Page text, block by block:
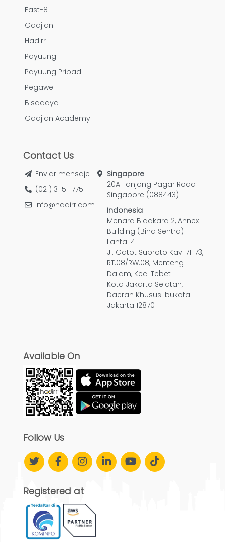
Fast-8
Gadjian
Hadirr
Payuung
Payuung Pribadi
Pegawe
Bisadaya
Gadjian Academy
Contact Us
Enviar mensaje
(021) 3115-1775
info@hadirr.com
Singapore
20A Tanjong Pagar Road
Singapore (088443)
Indonesia
Menara Bidakara 2, Annex
Building (Bina Sentra)
Lantai 4
Jl. Gatot Subroto Kav. 71-73,
RT.08/RW.08, Menteng
Dalam, Kec. Tebet
Kota Jakarta Selatan,
Daerah Khusus Ibukota
Jakarta 12870
Available On
Follow Us
Registered at